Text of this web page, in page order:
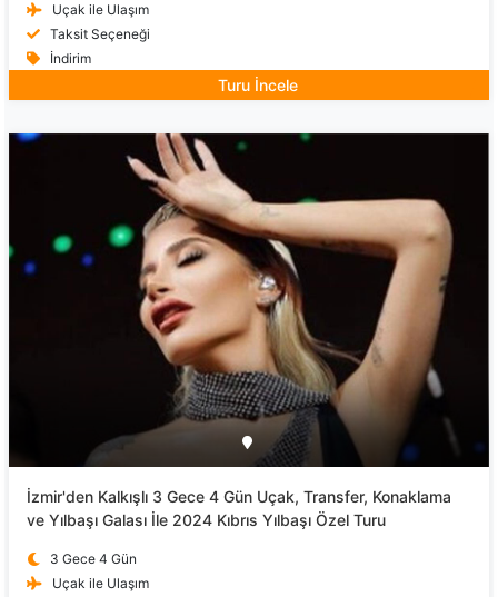
Uçak ile Ulaşım
Taksit Seçeneği
İndirim
Turu İncele
İzmir'den Kalkışlı 3 Gece 4 Gün Uçak, Transfer, Konaklama
ve Yılbaşı Galası İle 2024 Kıbrıs Yılbaşı Özel Turu
3 Gece 4 Gün
Uçak ile Ulaşım